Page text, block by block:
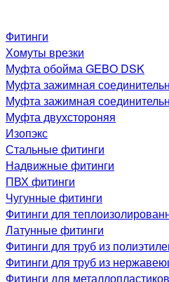
Фитинги
Хомуты врезки
Муфта обойма GEBO DSK
Муфта зажимная
Муфта зажимная
Муфта двухстороняя
Изопэкс
Стальные фитинги
Надвижные фитинги
ПВХ фитинги
Чугунные фитинги
Фитинги для
Латунные фитинги
Фитинги для труб из
Фитинги для труб из
Фитинги для